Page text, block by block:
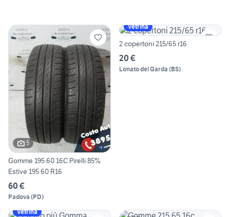
5
Gomme 195 60 16C Pirelli 85%
Estive 195 60 R16
60 €
Padova (PD)
Vetrina
2 copertoni 215/65 r16
20 €
Lonato del Garda (BS)
Vetrina